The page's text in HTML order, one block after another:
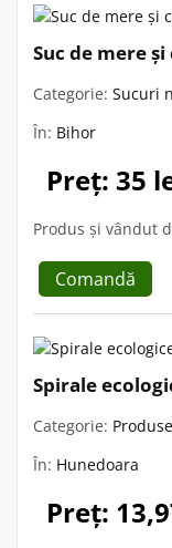
Suc de mere
Categorie: Sucuri
În: Bihor
Preț: 35
Produs și vândut
Comandă
Spirale
Categorie:
În: Hunedoara
Preț: